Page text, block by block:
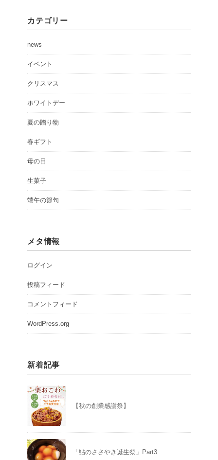
カテゴリー
news
イベント
クリスマス
ホワイトデー
夏の贈り物
春ギフト
母の日
生菓子
端午の節句
メタ情報
ログイン
投稿フィード
コメントフィード
WordPress.org
新着記事
【秋の創業感謝祭】
「鮎のささやき誕生祭」Part3